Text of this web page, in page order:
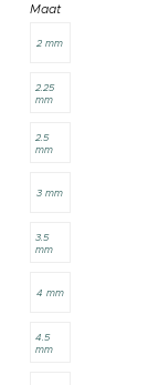
Maat
2 mm
2.25
mm
2.5
mm
3 mm
3.5
mm
4 mm
4.5
mm